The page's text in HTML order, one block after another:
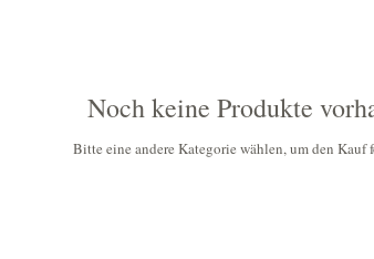
Noch keine Produkte
Bitte eine andere Kategorie wählen, um den Kauf